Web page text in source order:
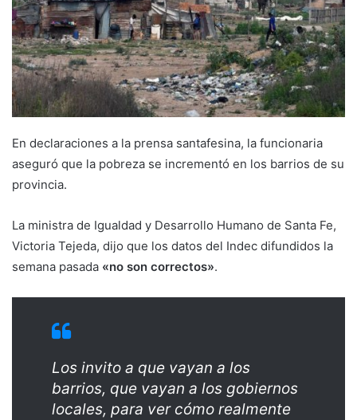
En declaraciones a la prensa santafesina, la funcionaria
aseguró que la pobreza se incrementó en los barrios de su
provincia.
La ministra de Igualdad y Desarrollo Humano de Santa Fe,
Victoria Tejeda, dijo que los datos del Indec difundidos la
semana pasada «no son correctos».
Los invito a que vayan a los
barrios, que vayan a los gobiernos
locales, para ver cómo realmente